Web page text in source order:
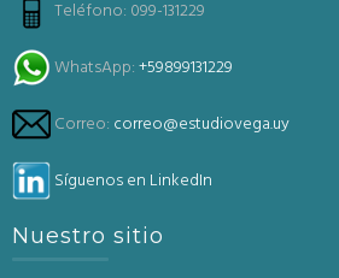
Teléfono: 099-131229
WhatsApp:+59899131229
Correo: correo@estudiovega.uy
Síguenos en LinkedIn
Nuestro sitio